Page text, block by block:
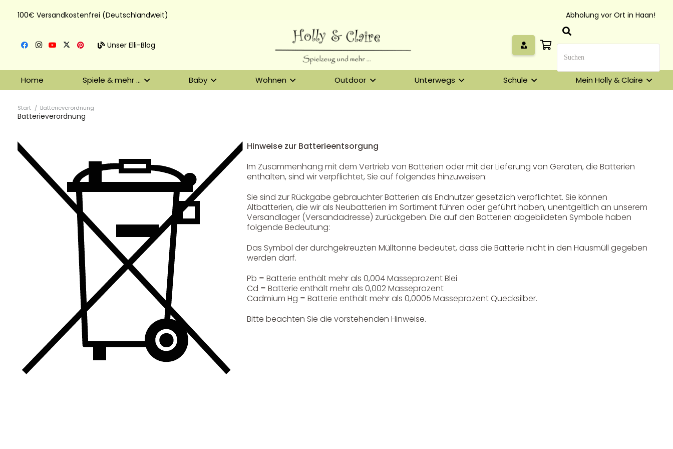
100€ Versandkostenfrei (Deutschlandweit) Abholung vor Ort in Haan!
Unser Elli-Blog
Home Spiele & mehr … Baby Wohnen Outdoor Unterwegs Schule Mein Holly & Claire
Start / Batterieverordnung
Batterieverordnung
Hinweise zur Batterieentsorgung
Im Zusammenhang mit dem Vertrieb von Batterien oder mit der Lieferung von Geräten, die Batterien
enthalten, sind wir verpflichtet, Sie auf folgendes hinzuweisen:
Sie sind zur Rückgabe gebrauchter Batterien als Endnutzer gesetzlich verpflichtet. Sie können
Altbatterien, die wir als Neubatterien im Sortiment führen oder geführt haben, unentgeltlich an unserem
Versandlager (Versandadresse) zurückgeben. Die auf den Batterien abgebildeten Symbole haben
folgende Bedeutung:
Das Symbol der durchgekreuzten Mülltonne bedeutet, dass die Batterie nicht in den Hausmüll gegeben
werden darf.
Pb = Batterie enthält mehr als 0,004 Masseprozent Blei
Cd = Batterie enthält mehr als 0,002 Masseprozent
Cadmium Hg = Batterie enthält mehr als 0,0005 Masseprozent Quecksilber.
Bitte beachten Sie die vorstehenden Hinweise.
DHL Versand
Der Spielzeug – Handel aus Haan, wir versenden mit DHL.
Service & Beratung
Bei allen Fragen zu unserem Sortiment sind wir perE-
Kauf auch bei uns in Haan direkt abholen.
Unser Geschenkkorb
Eine besondere Möglichkeit, Familie und Freunden die
WhatsApp mitzuteilen.
Kontaktdaten
August-Macke-Weg 17,
42781 Haan
Tel: +49 2129 5654742
E-Mail: info@hollyclaire.de
Unser Service
Versand & Lieferung
Unsere Rückgaberichtlinien
News & Infos